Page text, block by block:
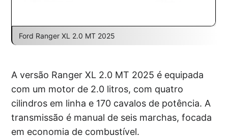
Ford Ranger XL 2.0 MT 2025
A versão Ranger XL 2.0 MT 2025 é equipada
com um motor de 2.0 litros, com quatro
cilindros em linha e 170 cavalos de potência. A
transmissão é manual de seis marchas, focada
em economia de combustível.